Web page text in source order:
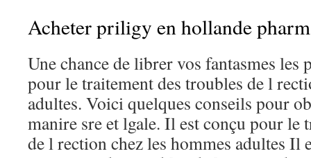
Acheter priligy en hollande
Une chance de librer vos fantasmes les
pour le traitement des troubles de l
adultes. Voici quelques conseils pour
manire sre et lgale. Il est conçu pour le
de l rection chez les hommes adultes Il